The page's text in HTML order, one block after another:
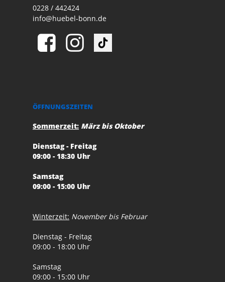
0228 / 442424
info@huebel-bonn.de
ÖFFNUNGSZEITEN
Sommerzeit: März bis Oktober
Dienstag - Freitag
09:00 - 18:30 Uhr
Samstag
09:00 - 15:00 Uhr
Winterzeit: November bis Februar
Dienstag - Freitag
09:00 - 18:00 Uhr
Samstag
09:00 - 15:00 Uhr